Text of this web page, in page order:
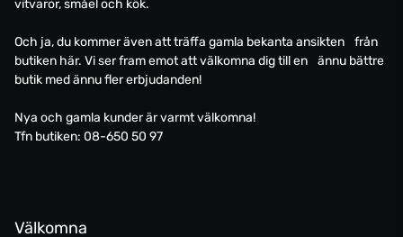
vitvaror, småel och kök.
Och ja, du kommer även att träffa gamla bekanta ansikten från
butiken här. Vi ser fram emot att välkomna dig till en ännu bättre
butik med ännu fler erbjudanden!
Nya och gamla kunder är varmt välkomna!
Tfn butiken: 08-650 50 97
Välkomna